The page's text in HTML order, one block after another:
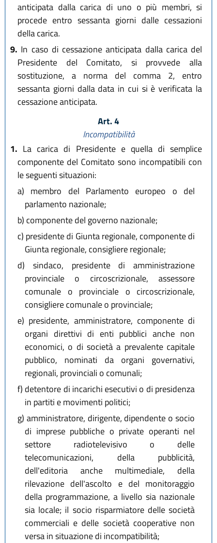
anticipata dalla carica di uno o più membri, si
procede entro sessanta giorni dalle cessazioni
della carica.
9. In caso di cessazione anticipata dalla carica del
Presidente del Comitato, si provvede alla
sostituzione, a norma del comma 2, entro
sessanta giorni dalla data in cui si è verificata la
cessazione anticipata.
Art. 4
Incompatibilità
1. La carica di Presidente e quella di semplice
componente del Comitato sono incompatibili con
le seguenti situazioni:
a) membro del Parlamento europeo o del
parlamento nazionale;
b) componente del governo nazionale;
c) presidente di Giunta regionale, componente di
Giunta regionale, consigliere regionale;
d) sindaco, presidente di amministrazione
provinciale o circoscrizionale, assessore
comunale o provinciale o circoscrizionale,
consigliere comunale o provinciale;
e) presidente, amministratore, componente di
organi direttivi di enti pubblici anche non
economici, o di società a prevalente capitale
pubblico, nominati da organi governativi,
regionali, provinciali o comunali;
f) detentore di incarichi esecutivi o di presidenza
in partiti e movimenti politici;
g) amministratore, dirigente, dipendente o socio
di imprese pubbliche o private operanti nel
settore radiotelevisivo o delle
telecomunicazioni, della pubblicità,
dell'editoria anche multimediale, della
rilevazione dell'ascolto e del monitoraggio
della programmazione, a livello sia nazionale
sia locale; il socio risparmiatore delle società
commerciali e delle società cooperative non
versa in situazione di incompatibilità;